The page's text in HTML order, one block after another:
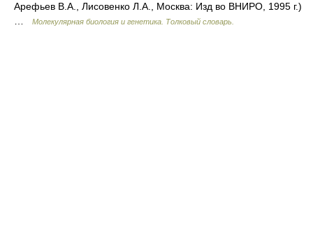
Арефьев В.А., Лисовенко Л.А., Москва: Изд во ВНИРО, 1995 г.)
Молекулярная биология и генетика. Толковый словарь.